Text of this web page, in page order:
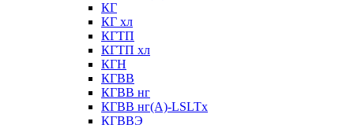
КГ
КГ хл
КГТП
КГТП хл
КГН
КГВВ
КГВВ нг
КГВВ нг(А)-LSLTx
КГВВЭ